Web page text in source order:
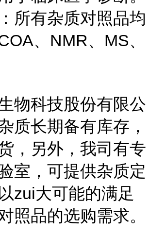
所有杂质对照品均
、NMR、MS、
物科技股份有限公
质长期备有库存，
，另外，我司有专
室，可提供杂质定
zui大可能的满足
照品的选购需求。